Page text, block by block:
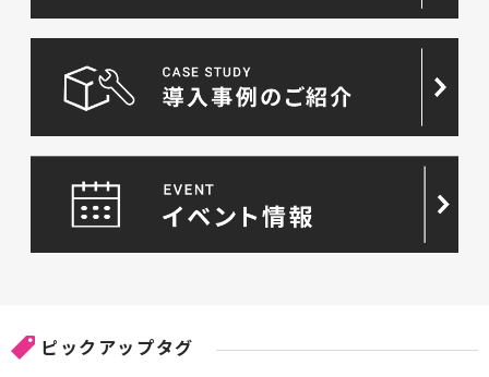
ピックアップタグ